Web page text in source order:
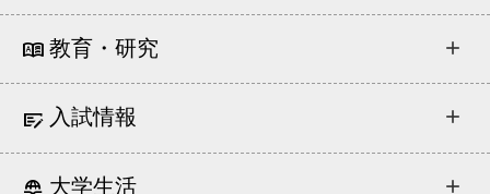
教育・研究
入試情報
大学生活